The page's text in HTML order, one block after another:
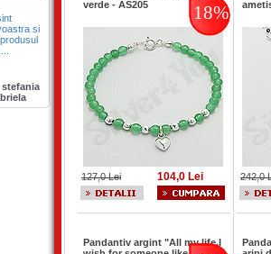
si
verde - AS205
18%
127,0 Lei 104,0 Lei 242,0
Pandantiv argint "All my life,I